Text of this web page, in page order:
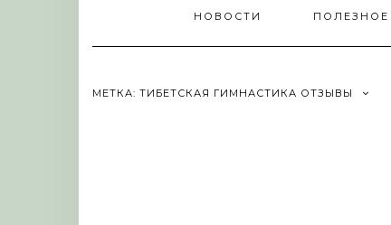
НОВОСТИ ПОЛЕЗНОЕ
МЕТКА: ТИБЕТСКАЯ ГИМНАСТИКА ОТЗЫВЫ